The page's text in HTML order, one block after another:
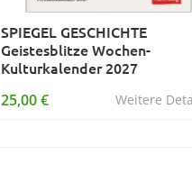
SPIEGEL GESCHICHTE
Geistesblitze Wochen-
Kulturkalender 2027
Weitere
25,00 €